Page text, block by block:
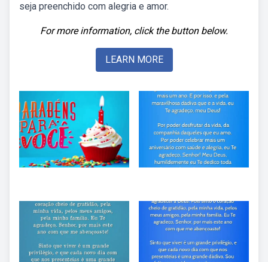
seja preenchido com alegria e amor.
For more information, click the button below.
LEARN MORE